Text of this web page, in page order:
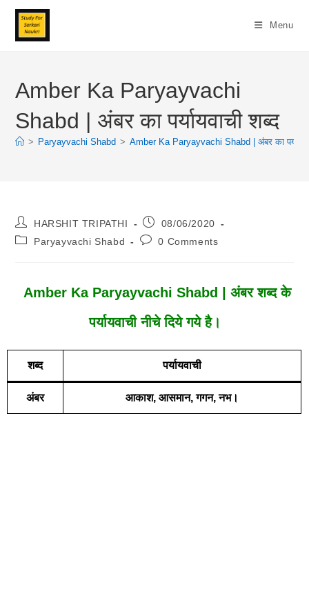
Skip
Content
Menu
Amber Ka Paryayvachi
Shabd | अंबर का पर्यायवाची शब्द
> Paryayvachi Shabd > Amber Ka Paryayvachi Shabd | अंबर का
Post
Author:
HARSHIT TRIPATHI
Post
Published:
08/06/2020
PostParyayvachi Shabd
Post0 Comments
Amber Ka Paryayvachi Shabd | अंबर शब्द के
पर्यायवाची नीचे दिये गये है।
शब्द पर्यायवाची
अंबर आकाश, आसमान, गगन, नभ।